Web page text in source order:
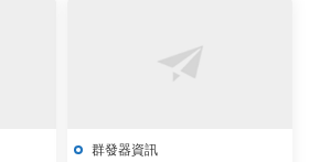
群發器資訊